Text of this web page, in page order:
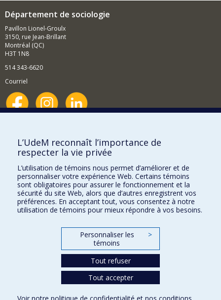
Département de sociologie
Pavillon Lionel-Groulx
3150, rue Jean-Brillant
Montréal (QC)
H3T 1N8
514 343-6620
Courriel
Comment soutenir le Département?
BESOIN D'AIDE?
Plan du site
Signaler une erreur
Accessibilité
FACULTÉ DES ARTS ET DES SCIENCES
Nos départements et écoles
L’UdeM reconnaît l’importance de
respecter la vie privée
L’utilisation de témoins nous permet d’améliorer et de
personnaliser votre expérience Web. Certains témoins
sont obligatoires pour assurer le fonctionnement et la
sécurité du site Web, alors que d’autres enregistrent vos
préférences. En acceptant tout, vous consentez à notre
utilisation de témoins pour mieux répondre à vos besoins.
Personnaliser les
témoins
>
Tout refuser
Tout accepter